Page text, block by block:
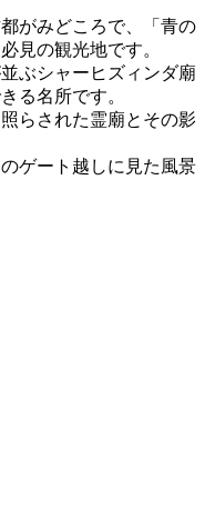
がみどころで、「青の
見の観光地です。
ぶシャーヒズィンダ廟
る名所です。
らされた霊廟とその影
ゲート越しに見た風景